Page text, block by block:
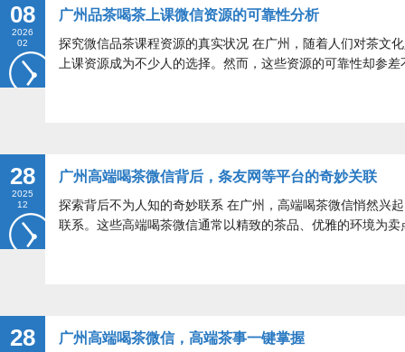
08
2026
02
广州品茶喝茶上课微信资源的可靠性分析
探究微信品茶课程资源的真实状况 在广州，随着人们对茶文
上课资源成为不少人的选择。然而，这些资源的可靠性却参
28
2025
12
广州高端喝茶微信背后，条友网等平台的奇妙关联
探索背后不为人知的奇妙联系 在广州，高端喝茶微信悄然兴
联系。这些高端喝茶微信通常以精致的茶品、优雅的环境为卖
28 广州高端喝茶微信，高端茶事一键掌握